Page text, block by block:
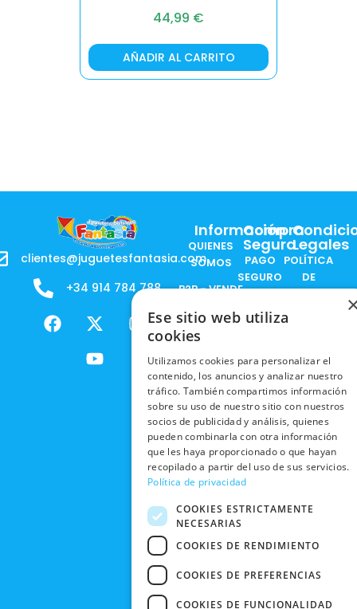
44,99 €
AÑADIR AL CARRITO
clientes@juguetesfantasia.com
+34 914 784 788
F
a
X
-
t
w
m
Y
o
u
t
Información
QUIENES
SOMOS
B2B - VENDE
PRODUCTOS
SOCIAL
TRABAJA
CON
NOSOTROS
NUESTRAS
TIENDAS
FRIDAY
Compra
Segura
PAGO
SEGURO
NACIONALES
INTERNACIONALES
RECOGIDA
EN TIENDA
DEVOLUCIONES
Y CAMBIOS
CANCELAR
Legales
POLÍTICA
DE
COOKIES
POLÍTICAS
PRIVACIDAD
EN RRSS
POLÍTICA DE
PRIVACIDAD
CONDICIONES
DE COMPRA
Ese sitio web utiliza
cookies
Utilizamos cookies para personalizar el
contenido, los anuncios y analizar nuestro
tráfico. También compartimos información
sobre su uso de nuestro sitio con nuestros
socios de publicidad y análisis, quienes
pueden combinarla con otra información
que les haya proporcionado o que hayan
recopilado a partir del uso de sus servicios.
Política de privacidad
COOKIES ESTRICTAMENTE
NECESARIAS
COOKIES DE RENDIMIENTO
COOKIES DE PREFERENCIAS
COOKIES DE FUNCIONALIDAD